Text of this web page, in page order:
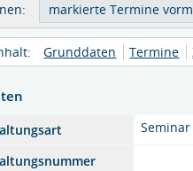
Grunddaten Termine
Seminar